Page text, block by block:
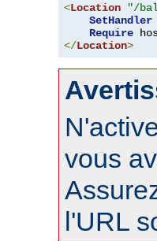
<Location "/
SetHandler
Require
</Location>
vous
l'URL